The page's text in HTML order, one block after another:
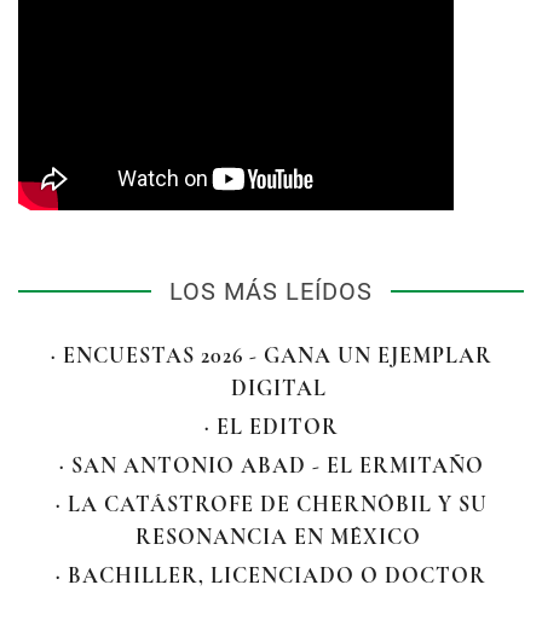
LOS MÁS LEÍDOS
· ENCUESTAS 2026 - GANA UN EJEMPLAR
DIGITAL
· EL EDITOR
· SAN ANTONIO ABAD - EL ERMITAÑO
· LA CATÁSTROFE DE CHERNÓBIL Y SU
RESONANCIA EN MÉXICO
· BACHILLER, LICENCIADO O DOCTOR